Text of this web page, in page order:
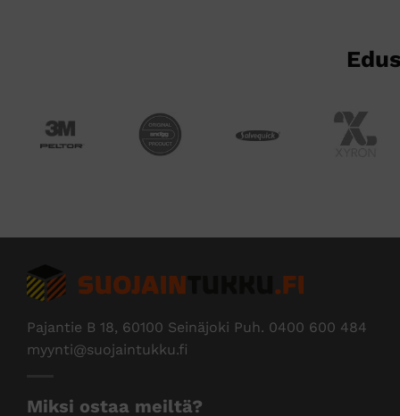
Pajantie B 18, 60100 Seinäjoki Puh. 0400 600 484
myynti@suojaintukku.fi
Miksi ostaa meiltä?